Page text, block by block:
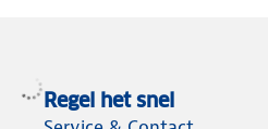
Regel het snel